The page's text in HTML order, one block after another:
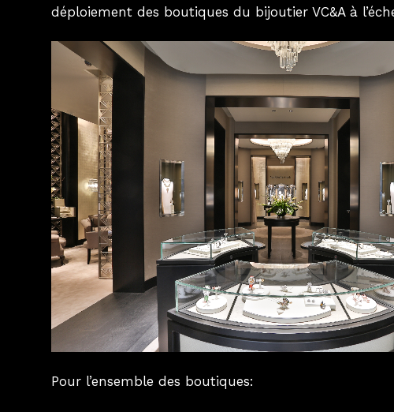
déploiement des boutiques du bijoutier VC&A à
Pour l’ensemble des boutiques: